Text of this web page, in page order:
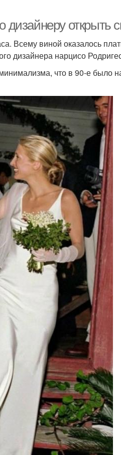
дизайнеру открыть
Всему виной оказалось
дизайнера нарцисо
что в 90-е было